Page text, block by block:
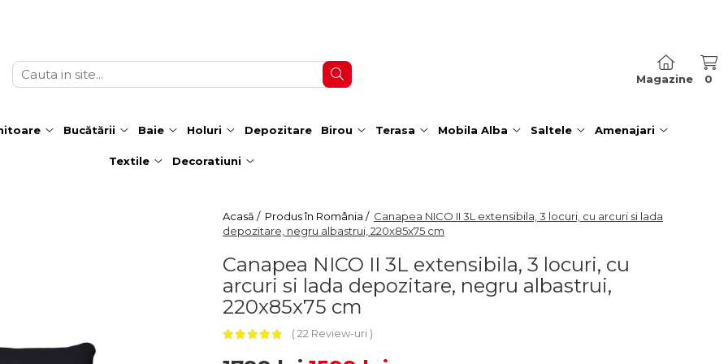
Magazine 0
Bucătării Baie Holuri Depozitare Birou Terasa Mobila Alba Saltele Amenajari
Textile Decoratiuni
Acasă / Produs în România / Canapea NICO II 3L extensibila, 3 locuri, cu arcuri si lada
depozitare, negru albastrui, 220x85x75 cm
Canapea NICO II 3L extensibila, 3 locuri, cu
arcuri si lada depozitare, negru albastrui,
220x85x75 cm
22 Review-uri